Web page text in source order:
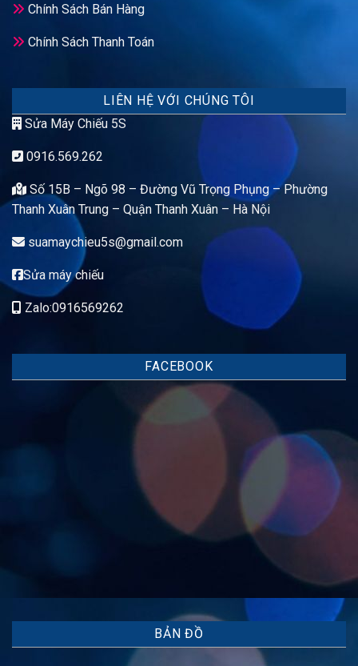
Chính Sách Bán Hàng
Chính Sách Thanh Toán
LIÊN HỆ VỚI CHÚNG TÔI
Sửa Máy Chiếu 5S
0916.569.262
Số 15B – Ngõ 98 – Đường Vũ Trọng Phụng – Phường
Thanh Xuân Trung – Quận Thanh Xuân – Hà Nội
suamaychieu5s@gmail.com
Sửa máy chiếu
Zalo:0916569262
FACEBOOK
BẢN ĐỒ